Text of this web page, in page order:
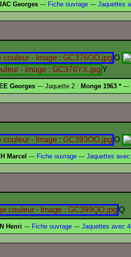
Georges --- Fiche ouvrage --- Jaquettes
O
Y
Georges --- Jaquette 2 : Monge 1963 * ---
O
Marcel --- Fiche ouvrage --- Jaquettes
Q
Henri --- Fiche ouvrage --- Jaquettes avec